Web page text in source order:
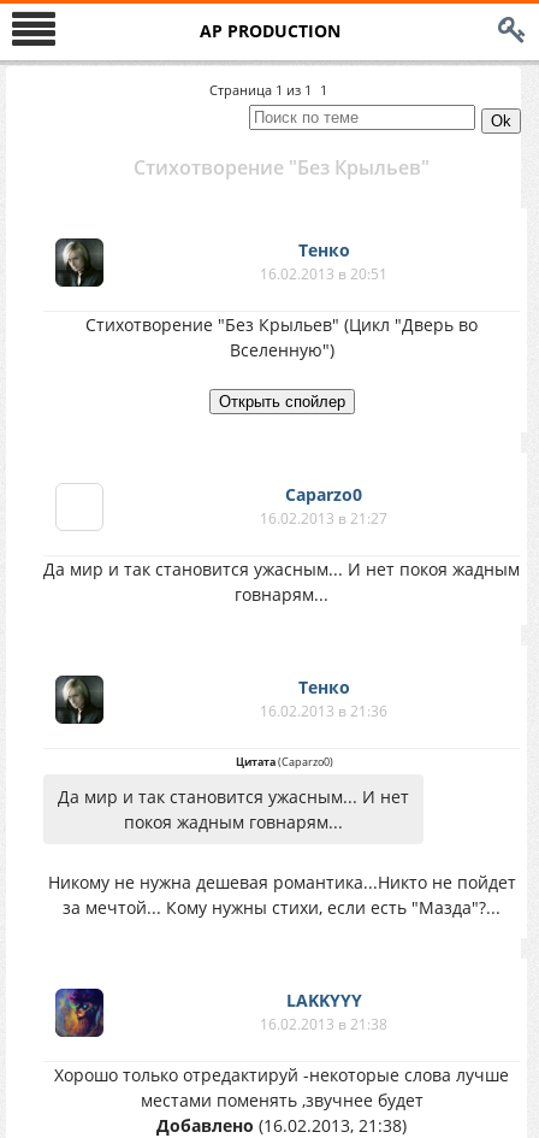
AP PRODUCTION
Страница 1 из 1 1
Стихотворение "Без Крыльев"
Тенко
16.02.2013 в 20:51
Стихотворение "Без Крыльев" (Цикл "Дверь во
Вселенную")
Caparzo0
16.02.2013 в 21:27
Да мир и так становится ужасным... И нет покоя жадным
говнарям...
Тенко
16.02.2013 в 21:36
Цитата(Caparzo0)
Да мир и так становится ужасным... И нет
покоя жадным говнарям...
Никому не нужна дешевая романтика...Никто не пойдет
за мечтой... Кому нужны стихи, если есть "Мазда"?...
LAKKYYY
16.02.2013 в 21:38
Хорошо только отредактируй -некоторые слова лучше
местами поменять ,звучнее будет
Добавлено (16.02.2013, 21:38)